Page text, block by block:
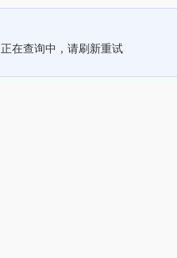
正在查询中，请刷新重试